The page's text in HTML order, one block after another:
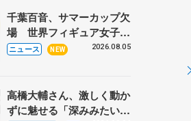
トロフィーフリー】
千葉百音、サマーカップ欠
場 世界フィギュア女子2
位
ニュース NEW 2026.08.05
高橋大輔さん、激しく動か
ずに魅せる「深みみたいな